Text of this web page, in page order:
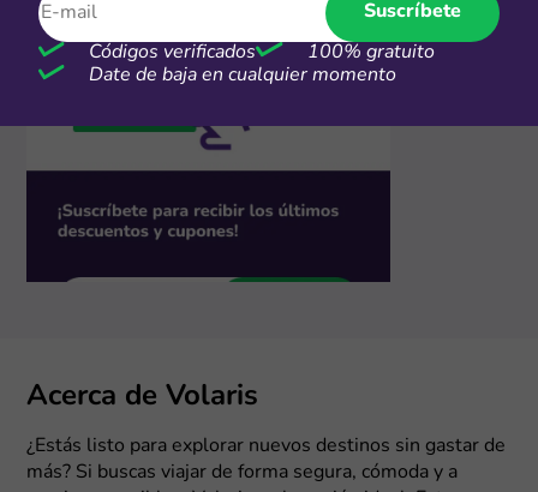
Acerca de Volaris
¿Estás listo para explorar nuevos destinos sin gastar de
más? Si buscas viajar de forma segura, cómoda y a
Suscríbete
Códigos verificados
100% gratuito
Date de baja en cualquier momento